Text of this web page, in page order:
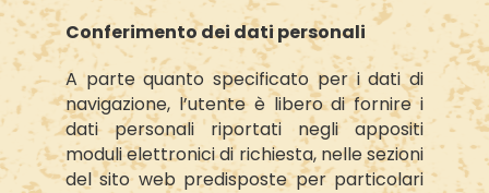
Conferimento dei dati personali
A parte quanto specificato per i dati di
navigazione, l’utente è libero di fornire i
dati personali riportati negli appositi
moduli elettronici di richiesta, nelle sezioni
del sito web predisposte per particolari